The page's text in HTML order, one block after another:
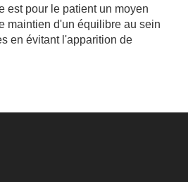
est pour le patient un moyen
maintien d'un équilibre au sein
en évitant l'apparition de